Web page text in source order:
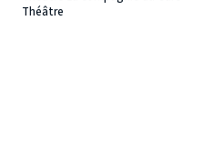
Théâtre